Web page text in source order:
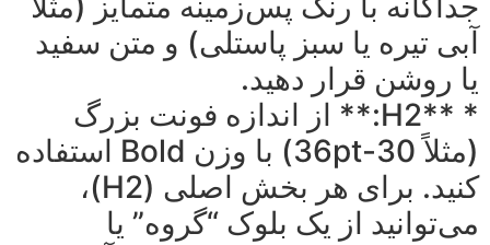
آبی تیره یا سبز پاستلی) و متن سفید
یا روشن قرار دهید.
* **H2:** از اندازه فونت بزرگ
(مثلاً 30-36pt) با وزن Bold استفاده
کنید. برای هر بخش اصلی (H2)،
می‌توانید از یک بلوک “گروه” یا